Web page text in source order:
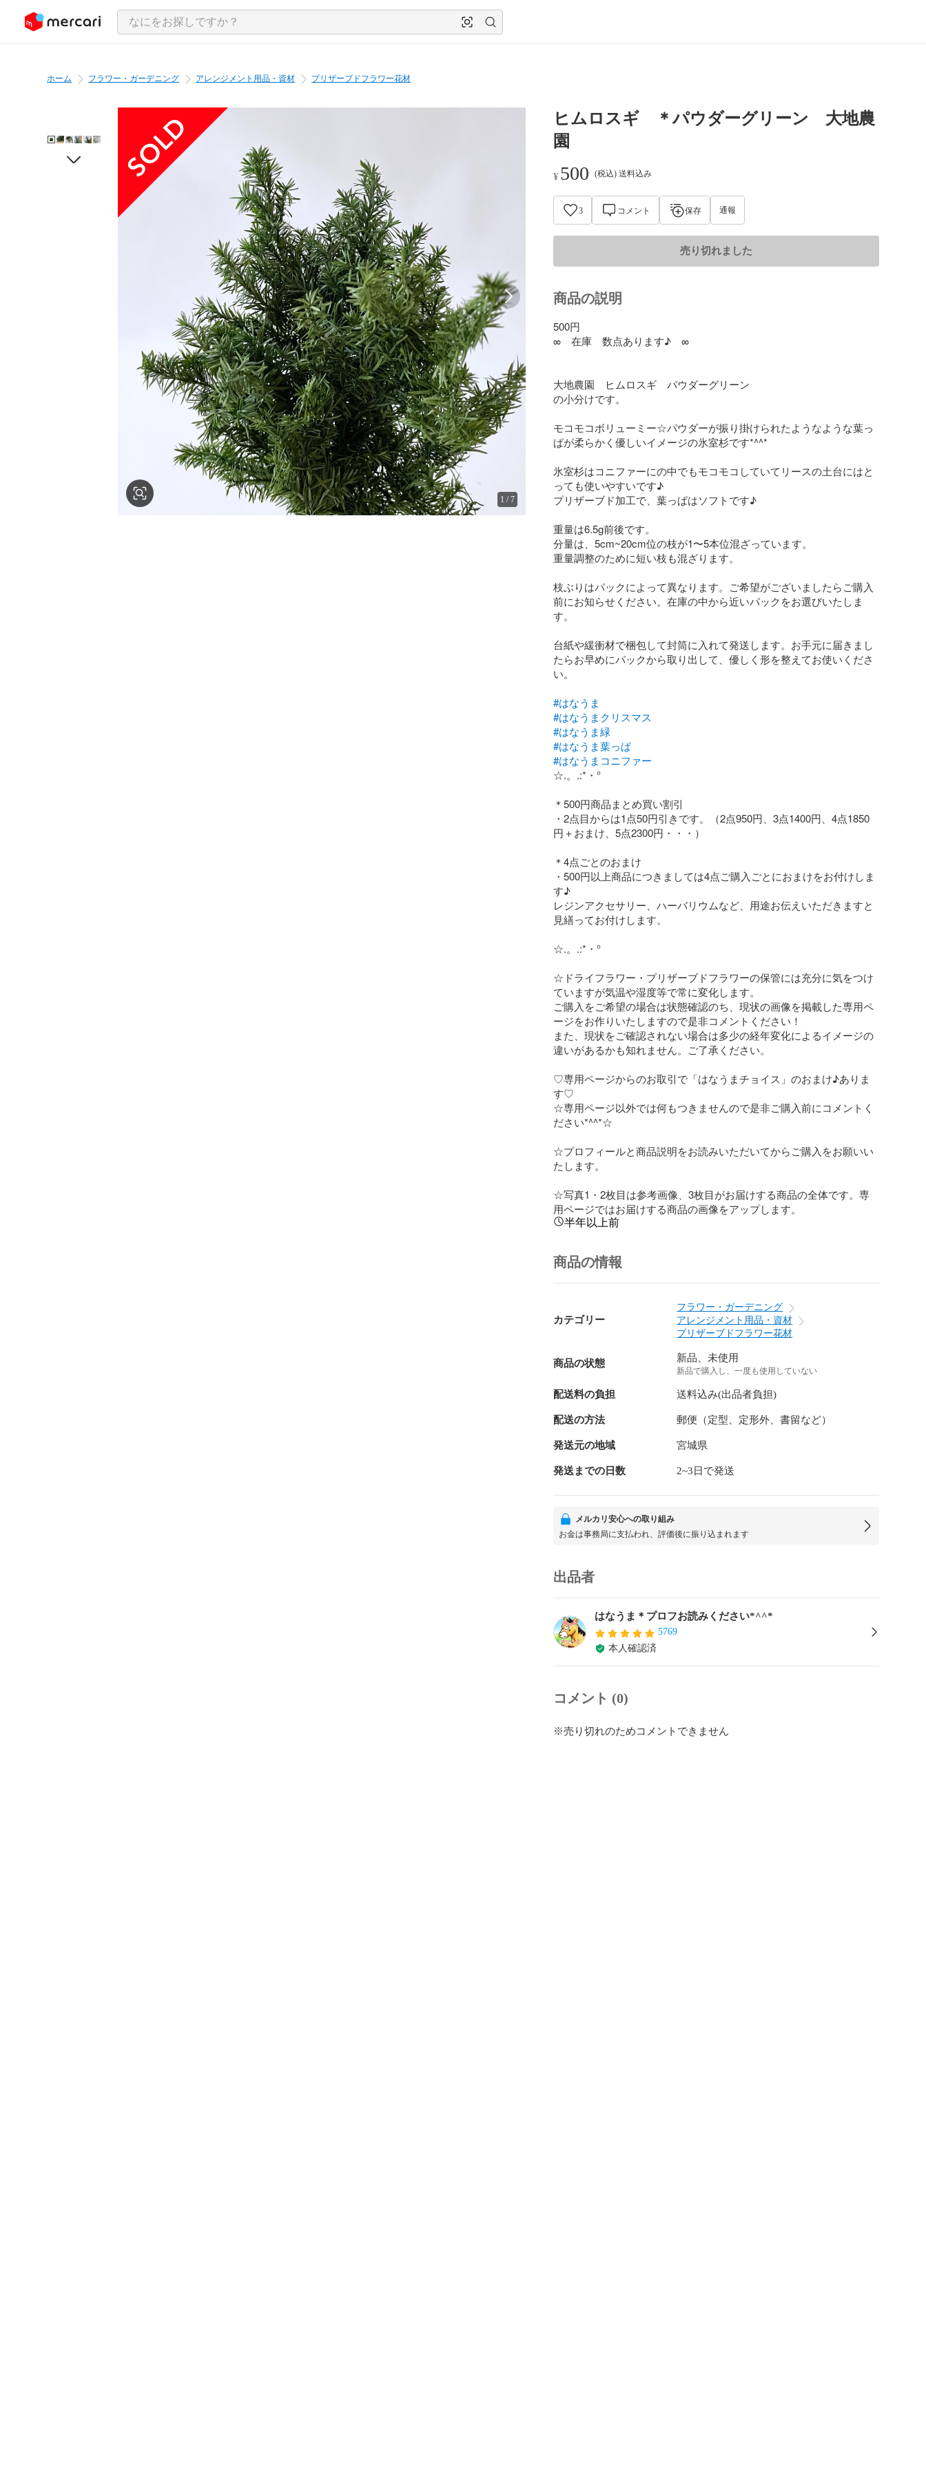
ツにスキップ
ホーム フラワー・ガーデニング アレンジメント用品・資材 プリザーブドフラワー花材
1 /7
ヒムロスギ ＊パウダーグリーン 大地農
園
¥ 500 (税込) 送料込み
3 コメント 保存 通報
売り切れました
商品の説明
500円
∞　在庫　数点あります♪　∞
大地農園　ヒムロスギ　パウダーグリーン
の小分けです。
モコモコボリューミー☆パウダーが振り掛けられたようなような葉っ
ぱが柔らかく優しいイメージの氷室杉です*^^*
氷室杉はコニファーにの中でもモコモコしていてリースの土台にはと
っても使いやすいです♪
プリザーブド加工で、葉っぱはソフトです♪
重量は6.5g前後です。
分量は、5cm~20cm位の枝が1〜5本位混ざっています。
重量調整のために短い枝も混ざります。
枝ぶりはパックによって異なります。ご希望がございましたらご購入
前にお知らせください。在庫の中から近いパックをお選びいたしま
す。
台紙や緩衝材で梱包して封筒に入れて発送します。お手元に届きまし
たらお早めにパックから取り出して、優しく形を整えてお使いくださ
い。
#はなうま
#はなうまクリスマス
#はなうま緑
#はなうま葉っぱ
#はなうまコニファー
☆.。.:*・°
＊500円商品まとめ買い割引
・2点目からは1点50円引きです。（2点950円、3点1400円、4点1850
円＋おまけ、5点2300円・・・）
＊4点ごとのおまけ
・500円以上商品につきましては4点ご購入ごとにおまけをお付けしま
す♪
レジンアクセサリー、ハーバリウムなど、用途お伝えいただきますと
見繕ってお付けします。
☆.。.:*・°
☆ドライフラワー・プリザーブドフラワーの保管には充分に気をつけ
ていますが気温や湿度等で常に変化します。
ご購入をご希望の場合は状態確認のち、現状の画像を掲載した専用ペ
ージをお作りいたしますので是非コメントください！
また、現状をご確認されない場合は多少の経年変化によるイメージの
違いがあるかも知れません。ご了承ください。
♡専用ページからのお取引で「はなうまチョイス」のおまけ♪ありま
す♡
☆専用ページ以外では何もつきませんので是非ご購入前にコメントく
ださい*^^*☆
☆プロフィールと商品説明をお読みいただいてからご購入をお願いい
たします。
☆写真1・2枚目は参考画像、3枚目がお届けする商品の全体です。専
用ページではお届けする商品の画像をアップします。
半年以上前
商品の情報
カテゴリー
フラワー・ガーデニング
アレンジメント用品・資材
プリザーブドフラワー花材
商品の状態 新品、未使用
新品で購入し、一度も使用していない
配送料の負担 送料込み(出品者負担)
配送の方法 郵便（定型、定形外、書留など）
発送元の地域 宮城県
発送までの日数 2~3日で発送
メルカリ安心への取り組み
お金は事務局に支払われ、評価後に振り込まれます
出品者
はなうま＊プロフお読みください*^^*
5769
本人確認済
コメント (0)
※売り切れのためコメントできません